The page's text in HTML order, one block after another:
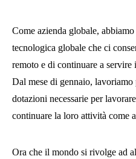
Come azienda globale,
tecnologica globale che ci
remoto e di continuare a
Dal mese di gennaio,
dotazioni necessarie per
continuare la loro attività come
Ora che il mondo si rivolge ad